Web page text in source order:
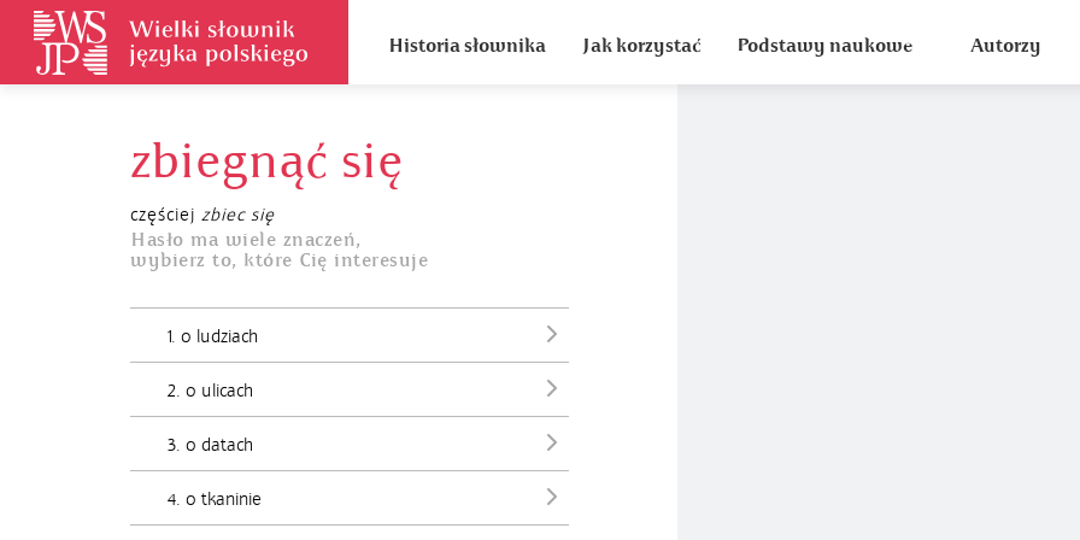
Historia słownika Jak korzystać Podstawy naukowe Autorzy
zbiegnąć się
częściej zbiec się
Hasło ma wiele znaczeń,
wybierz to, które Cię interesuje
1. o ludziach
2. o ulicach
3. o datach
4. o tkaninie